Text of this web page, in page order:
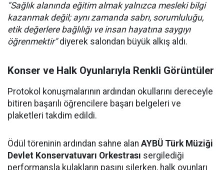
"Sağlık alanında eğitim almak yalnızca mesleki bilgi
kazanmak değil; aynı zamanda sabrı, sorumluluğu,
etik değerlere bağlılığı ve insan hayatına saygıyı
öğrenmektir"diyerek salondan büyük alkış aldı.
Konser ve Halk Oyunlarıyla Renkli Görüntüler
Protokol konuşmalarının ardından okullarını dereceyle
bitiren başarılı öğrencilere başarı belgeleri ve
plaketleri takdim edildi.
Ödül töreninin ardından sahne alan AYBÜ Türk Müziği
Devlet Konservatuvarı Orkestrası sergilediği
performansla kulakların pasını silerken, halk oyunları